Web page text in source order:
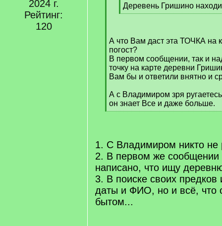
2024 г.
Рейтинг:
120
q
]
Деревень Гришино
[
]
А что Вам даст эта ТОЧКА на
погост?
В первом сообщении, так и
точку на карте деревни
Вам бы и ответили внятно и
А с Владимиром зря
он знает Все и даже больше.
[
1. С Владимиром никто не
2. В первом же
написано, что ищу
3. В поиске своих предков
даты и ФИО, но и всё, что
бытом...